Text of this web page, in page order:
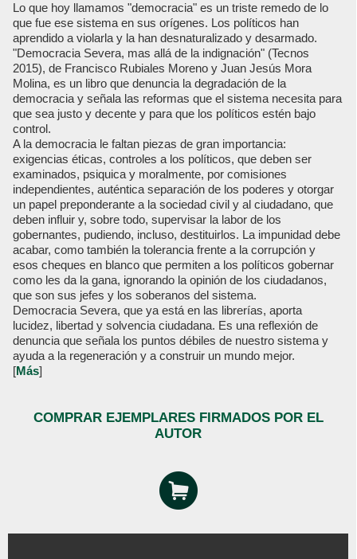
Lo que hoy llamamos "democracia" es un triste remedo de lo
que fue ese sistema en sus orígenes. Los políticos han
aprendido a violarla y la han desnaturalizado y desarmado.
"Democracia Severa, mas allá de la indignación" (Tecnos
2015), de Francisco Rubiales Moreno y Juan Jesús Mora
Molina, es un libro que denuncia la degradación de la
democracia y señala las reformas que el sistema necesita para
que sea justo y decente y para que los políticos estén bajo
control.
A la democracia le faltan piezas de gran importancia:
exigencias éticas, controles a los políticos, que deben ser
examinados, psiquica y moralmente, por comisiones
independientes, auténtica separación de los poderes y otorgar
un papel preponderante a la sociedad civil y al ciudadano, que
deben influir y, sobre todo, supervisar la labor de los
gobernantes, pudiendo, incluso, destituirlos. La impunidad debe
acabar, como también la tolerancia frente a la corrupción y
esos cheques en blanco que permiten a los políticos gobernar
como les da la gana, ignorando la opinión de los ciudadanos,
que son sus jefes y los soberanos del sistema.
Democracia Severa, que ya está en las librerías, aporta
lucidez, libertad y solvencia ciudadana. Es una reflexión de
denuncia que señala los puntos débiles de nuestro sistema y
ayuda a la regeneración y a construir un mundo mejor.
[Más]
COMPRAR EJEMPLARES FIRMADOS POR EL
AUTOR